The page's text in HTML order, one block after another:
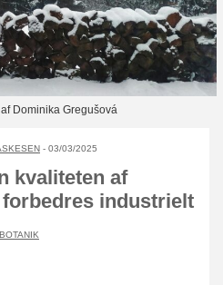
Dominika Gregušová
- 03/03/2025
kvaliteten af
industrielt
BOTANIK